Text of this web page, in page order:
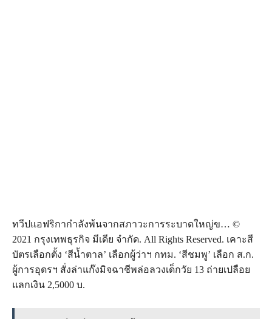
ทวีปแอฟริกากำลังพ้นจากสภาวะการระบาดใหญ่ข… ©
2021 กรุงเทพธุรกิจ มีเดีย จำกัด. All Rights Reserved. เคาะสี
บัตรเลือกตั้ง ‘สีน้ำตาล’ เลือกผู้ว่าฯ กทม. ‘สีชมพู’ เลือก ส.ก.
ผู้การอุดรฯ สั่งล่าแก๊งมิจฉาชีพล่อลวงเด็กวัย 13 ถ่ายเปลือย
แลกเงิน 2,5000 บ.